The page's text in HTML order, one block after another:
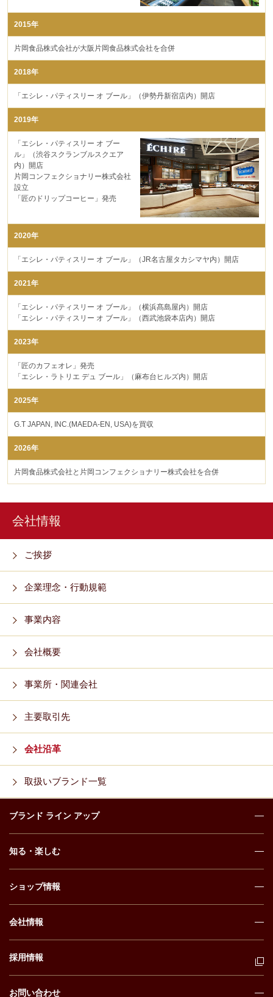
2015年
片岡食品株式会社が大阪片岡食品株式会社を合併
2018年
「エシレ・パティスリー オ ブール」（伊勢丹新宿店内）開店
2019年
「エシレ・パティスリー オ ブー
ル」（渋谷スクランブルスクエア
内）開店
片岡コンフェクショナリー株式会社
設立
「匠のドリップコーヒー」発売
2020年
「エシレ・パティスリー オ ブール」（JR名古屋タカシマヤ内）開店
2021年
「エシレ・パティスリー オ ブール」（横浜髙島屋内）開店
「エシレ・パティスリー オ ブール」（西武池袋本店内）開店
2023年
「匠のカフェオレ」発売
「エシレ・ラトリエ デュ ブール」（麻布台ヒルズ内）開店
2025年
G.T JAPAN, INC.(MAEDA-EN, USA)を買収
2026年
片岡食品株式会社と片岡コンフェクショナリー株式会社を合併
会社情報
ご挨拶
企業理念・行動規範
事業内容
会社概要
事業所・関連会社
主要取引先
会社沿革
取扱いブランド一覧
ブランド ライン アップ
知る・楽しむ
ショップ情報
会社情報
採用情報
お問い合わせ